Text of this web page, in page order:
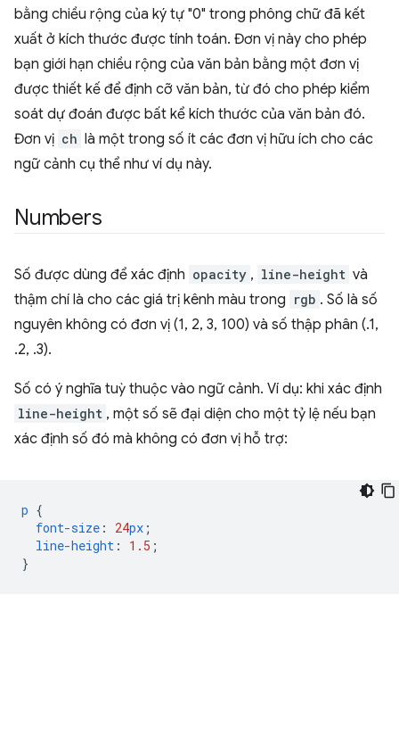
bằng chiều rộng của ký tự "0" trong phông chữ đã kết
xuất ở kích thước được tính toán. Đơn vị này cho phép
bạn giới hạn chiều rộng của văn bản bằng một đơn vị
được thiết kế để định cỡ văn bản, từ đó cho phép kiểm
soát dự đoán được bất kể kích thước của văn bản đó.
Đơn vị ch là một trong số ít các đơn vị hữu ích cho các
ngữ cảnh cụ thể như ví dụ này.
Numbers
Số được dùng để xác định opacity , line-height và
thậm chí là cho các giá trị kênh màu trong rgb . Số là số
nguyên không có đơn vị (1, 2, 3, 100) và số thập phân (.1,
.2, .3).
Số có ý nghĩa tuỳ thuộc vào ngữ cảnh. Ví dụ: khi xác định
line-height , một số sẽ đại diện cho một tỷ lệ nếu bạn
xác định số đó mà không có đơn vị hỗ trợ:
p {
font-size : 24px ;
line-height : 1.5 ;
}